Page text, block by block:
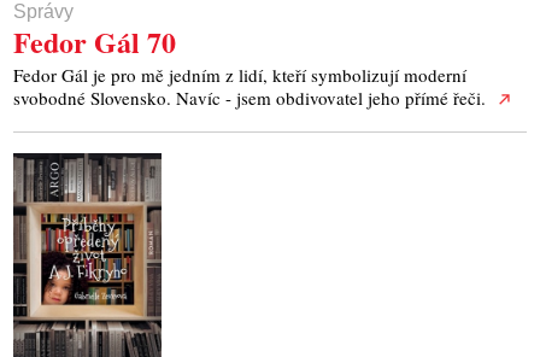
Správy
Fedor Gál 70
Fedor Gál je pro mě jedním z lidí, kteří symbolizují moderní
svobodné Slovensko. Navíc - jsem obdivovatel jeho přímé řeči.